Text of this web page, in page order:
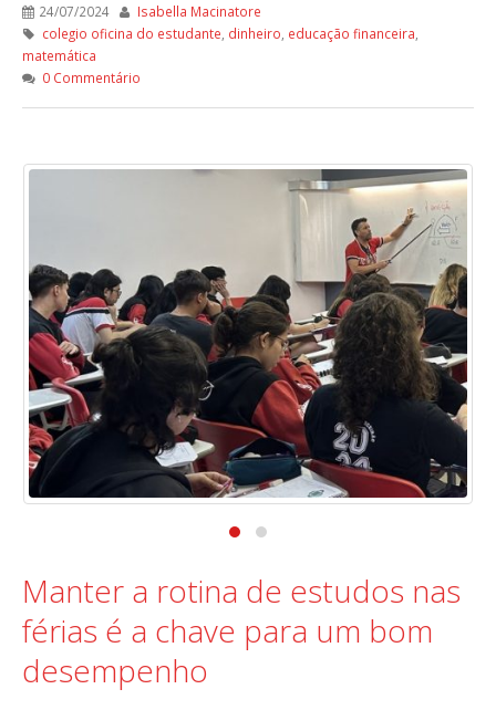
24/07/2024
Isabella Macinatore
colegio oficina do estudante dinheiro educação financeira
matemática
0 Commentário
Manter a rotina de estudos nas
férias é a chave para um bom
desempenho